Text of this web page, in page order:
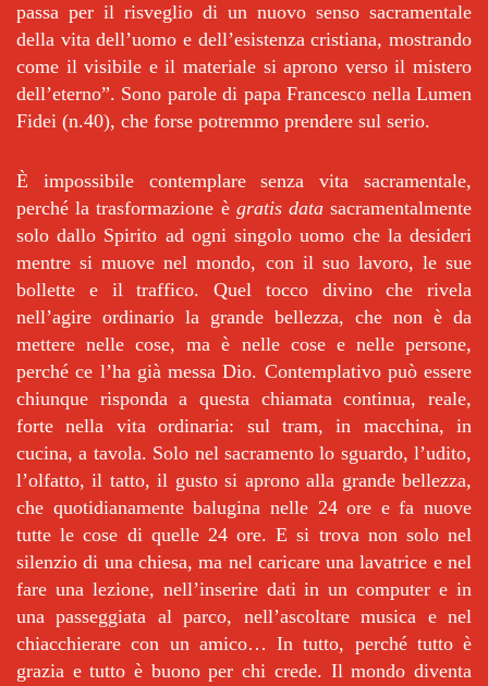
passa per il risveglio di un nuovo senso sacramentale
della vita dell’uomo e dell’esistenza cristiana, mostrando
come il visibile e il materiale si aprono verso il mistero
dell’eterno”. Sono parole di papa Francesco nella Lumen
Fidei (n.40), che forse potremmo prendere sul serio.
È impossibile contemplare senza vita sacramentale,
perché la trasformazione è gratis datasacramentalmente
solo dallo Spirito ad ogni singolo uomo che la desideri
mentre si muove nel mondo, con il suo lavoro, le sue
bollette e il traffico. Quel tocco divino che rivela
nell’agire ordinario la grande bellezza, che non è da
mettere nelle cose, ma è nelle cose e nelle persone,
perché ce l’ha già messa Dio. Contemplativo può essere
chiunque risponda a questa chiamata continua, reale,
forte nella vita ordinaria: sul tram, in macchina, in
cucina, a tavola. Solo nel sacramento lo sguardo, l’udito,
l’olfatto, il tatto, il gusto si aprono alla grande bellezza,
che quotidianamente balugina nelle 24 ore e fa nuove
tutte le cose di quelle 24 ore. E si trova non solo nel
silenzio di una chiesa, ma nel caricare una lavatrice e nel
fare una lezione, nell’inserire dati in un computer e in
una passeggiata al parco, nell’ascoltare musica e nel
chiacchierare con un amico… In tutto, perché tutto è
grazia e tutto è buono per chi crede. Il mondo diventa